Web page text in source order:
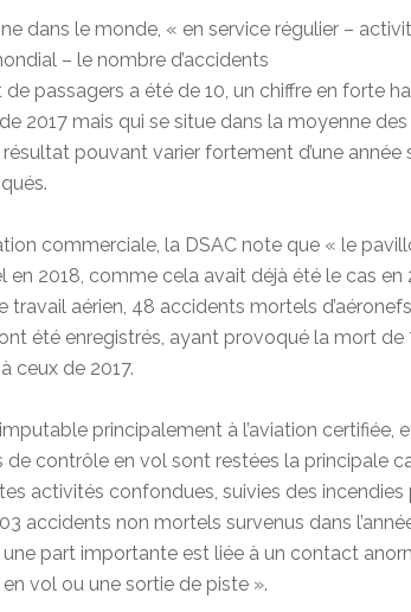
dans le monde, « en service régulier –
– le nombre d’accidents
passagers a été de 10, un chiffre en forte
2017 mais qui se situe dans la moyenne
pouvant varier fortement d’une année
commerciale, la DSAC note que « le
2018, comme cela avait déjà été le cas en
travail aérien, 48 accidents mortels
été enregistrés, ayant provoqué la mort de
ceux de 2017.
principalement à l’aviation certifiée,
de contrôle en vol sont restées la principale
activités confondues, suivies des
accidents non mortels survenus dans
part importante est liée à un contact
vol ou une sortie de piste ».